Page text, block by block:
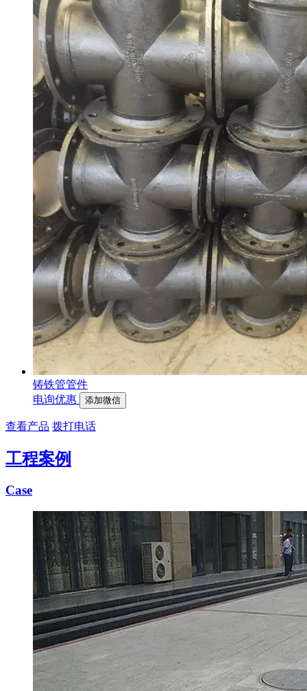
铸铁管管件
电询优惠
添加微信
查看产品 拨打电话
工程案例
Case